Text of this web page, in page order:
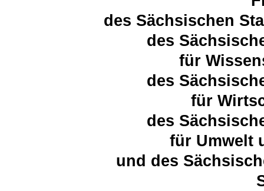
des Sächsischen
des
für
des
für
des
für Umwelt
und des